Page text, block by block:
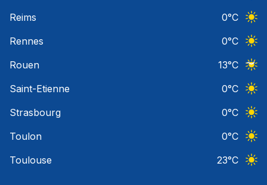
Reims
0°C
Rennes
0°C
Rouen
13°C
Saint-Etienne
0°C
Strasbourg
0°C
Toulon
0°C
Toulouse
23°C